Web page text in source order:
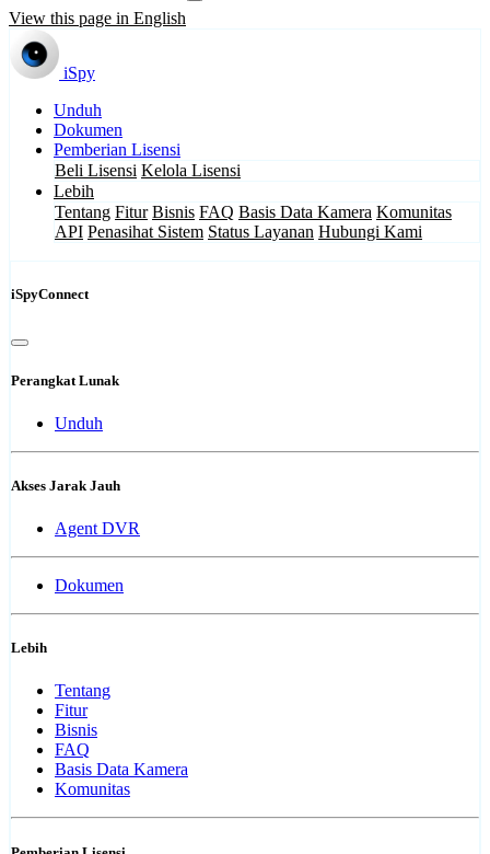
View this page in English
iSpy
Unduh
Dokumen
Pemberian Lisensi
Beli Lisensi Kelola Lisensi
Lebih
Tentang Fitur Bisnis FAQ Basis Data Kamera Komunitas
API Penasihat Sistem Status Layanan Hubungi Kami
iSpyConnect
Perangkat Lunak
Unduh
Akses Jarak Jauh
Agent DVR
Dokumen
Lebih
Tentang
Fitur
Bisnis
FAQ
Basis Data Kamera
Komunitas